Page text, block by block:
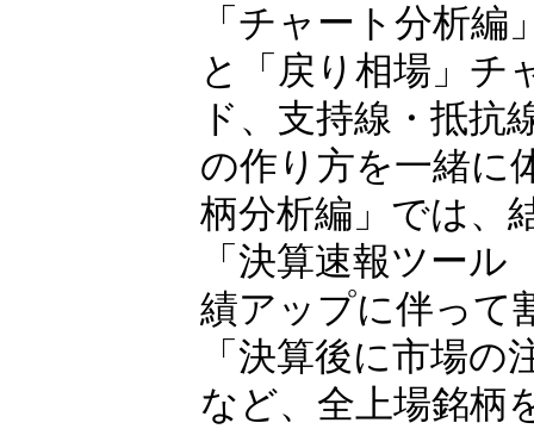
「チャート分析編
と「戻り相場」チ
ド、支持線・抵抗
の作り方を一緒に
柄分析編」では
「決算速報ツー
績アップに伴っ
「決算後に市場の